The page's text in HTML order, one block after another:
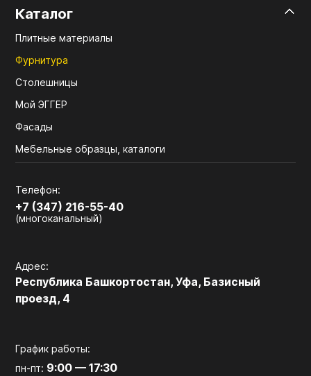
Каталог
Плитные материалы
Фурнитура
Столешницы
Мой ЭГГЕР
Фасады
Мебельные образцы, каталоги
Телефон:
+7 (347) 216-55-40
(многоканальный)
Адрес:
Республика Башкортостан, Уфа, Базисный
проезд, 4
График работы:
пн-пт: 9:00 — 17:30